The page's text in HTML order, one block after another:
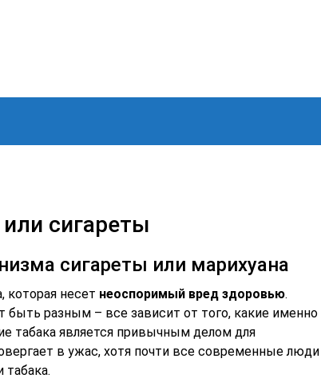
сигареты
сигареты или марихуана
которая несет неоспоримый вред здоровью.
разным – все зависит от того, какие именно
табака является привычным делом для
в ужас, хотя почти все современные люди